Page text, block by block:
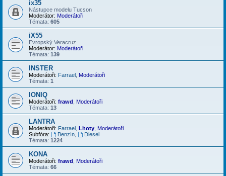
ix35
Nástupce modelu Tucson
Moderátor: Moderátoři
Témata: 605
iX55
Evropský Veracruz
Moderátor: Moderátoři
Témata: 139
INSTER
Moderátoři: Farrael Moderátoři
Témata: 1
IONIQ
Moderátoři: frawd
Moderátoři
Témata: 13
LANTRA
Moderátoři: Farrael Lhoty Moderátoři
Subfóra:
Benzín,
Diesel
Témata: 1224
KONA
Moderátoři: frawd
Moderátoři
Témata: 66